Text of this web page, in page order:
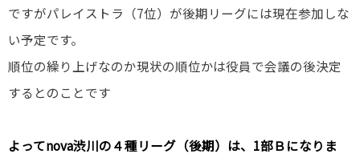
ですがパレイストラ（7位）が後期リーグには現在参加しな
い予定です。
順位の繰り上げなのか現状の順位かは役員で会議の後決定
するとのことです
よってnova渋川の４種リーグ（後期）は、1部Ｂになりま